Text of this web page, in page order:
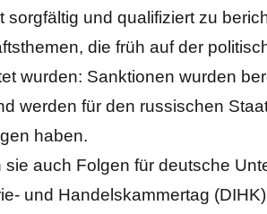
sorgfältig und qualifiziert zu
die früh auf der
wurden: Sanktionen wurden
werden für den russischen
haben.
auch Folgen für deutsche
und Handelskammertag